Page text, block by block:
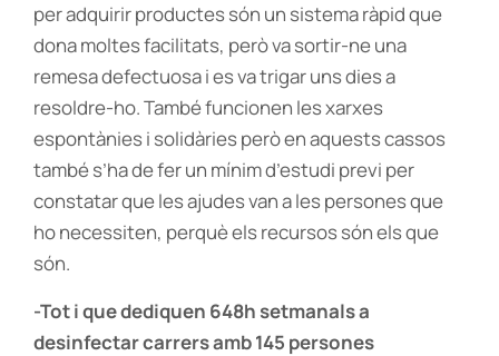
per adquirir productes són un sistema ràpid que
dona moltes facilitats, però va sortir-ne una
remesa defectuosa i es va trigar uns dies a
resoldre-ho. També funcionen les xarxes
espontànies i solidàries però en aquests cassos
també s’ha de fer un mínim d’estudi previ per
constatar que les ajudes van a les persones que
ho necessiten, perquè els recursos són els que
són.
-Tot i que dediquen 648h setmanals a
desinfectar carrers amb 145 persones